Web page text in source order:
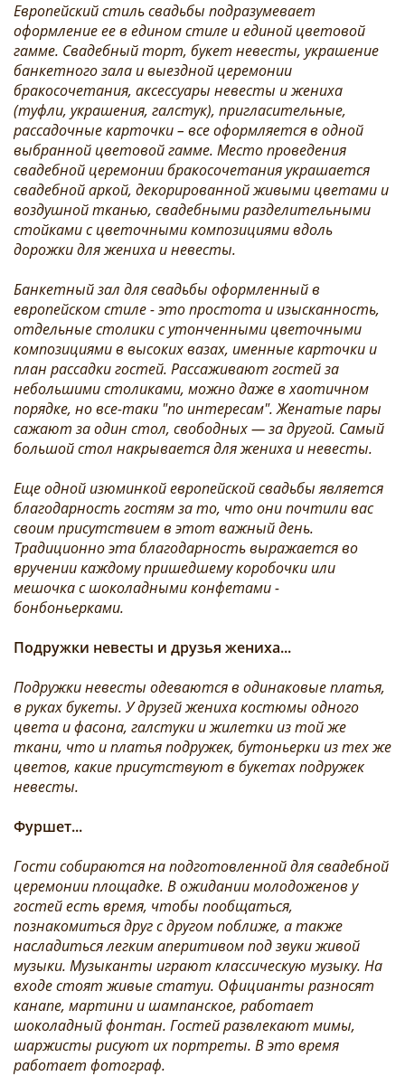
Европейский стиль свадьбы подразумевает
оформление ее в едином стиле и единой цветовой
гамме. Свадебный торт, букет невесты, украшение
банкетного зала и выездной церемонии
бракосочетания, аксессуары невесты и жениха
(туфли, украшения, галстук), пригласительные,
рассадочные карточки – все оформляется в одной
выбранной цветовой гамме. Место проведения
свадебной церемонии бракосочетания украшается
свадебной аркой, декорированной живыми цветами и
воздушной тканью, свадебными разделительными
стойками с цветочными композициями вдоль
дорожки для жениха и невесты.
Банкетный зал для свадьбы оформленный в
европейском стиле - это простота и изысканность,
отдельные столики с утонченными цветочными
композициями в высоких вазах, именные карточки и
план рассадки гостей. Рассаживают гостей за
небольшими столиками, можно даже в хаотичном
порядке, но все-таки "по интересам". Женатые пары
сажают за один стол, свободных — за другой. Самый
большой стол накрывается для жениха и невесты.
Еще одной изюминкой европейской свадьбы является
благодарность гостям за то, что они почтили вас
своим присутствием в этот важный день.
Традиционно эта благодарность выражается во
вручении каждому пришедшему коробочки или
мешочка с шоколадными конфетами -
бонбоньерками.
Подружки невесты и друзья жениха...
Подружки невесты одеваются в одинаковые платья,
в руках букеты. У друзей жениха костюмы одного
цвета и фасона, галстуки и жилетки из той же
ткани, что и платья подружек, бутоньерки из тех же
цветов, какие присутствуют в букетах подружек
невесты.
Фуршет...
Гости собираются на подготовленной для свадебной
церемонии площадке. В ожидании молодоженов у
гостей есть время, чтобы пообщаться,
познакомиться друг с другом поближе, а также
насладиться легким аперитивом под звуки живой
музыки. Музыканты играют классическую музыку. На
входе стоят живые статуи. Официанты разносят
канапе, мартини и шампанское, работает
шоколадный фонтан. Гостей развлекают мимы,
шаржисты рисуют их портреты. В это время
работает фотограф.